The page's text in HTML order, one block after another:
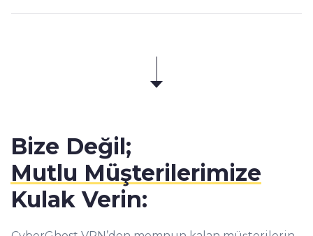
Bize Değil;
Mutlu Müşterilerimize
Kulak Verin: